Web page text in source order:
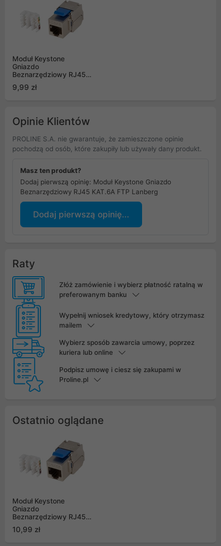
Moduł Keystone
Gniazdo
Beznarzędziowy RJ45
9,99 zł
Opinie Klientów
PROLINE S.A. nie gwarantuje, że zamieszczone opinie
pochodzą od osób, które zakupiły lub używały dany produkt.
Masz ten produkt?
Dodaj pierwszą opinię: Moduł Keystone Gniazdo
Beznarzędziowy RJ45 KAT.6A FTP Lanberg
Dodaj pierwszą opinię...
Raty
Złóż zamówienie i wybierz płatność ratalną w
preferowanym banku
Wypełnij wniosek kredytowy, który otrzymasz
mailem
Wybierz sposób zawarcia umowy, poprzez
kuriera lub online
Podpisz umowę i ciesz się zakupami w
Proline.pl
Ostatnio oglądane
Moduł Keystone
Gniazdo
Beznarzędziowy RJ45
10,99 zł